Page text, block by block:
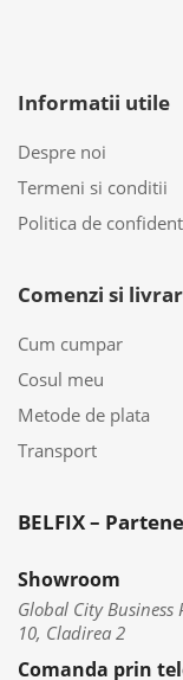
Informatii utile
Despre noi
Termeni si conditii
Politica de
Comenzi si
Cum cumpar
Cosul meu
Metode de plata
Transport
BELFIX –
Showroom
Global City
10, Cladirea 2
Comanda prin